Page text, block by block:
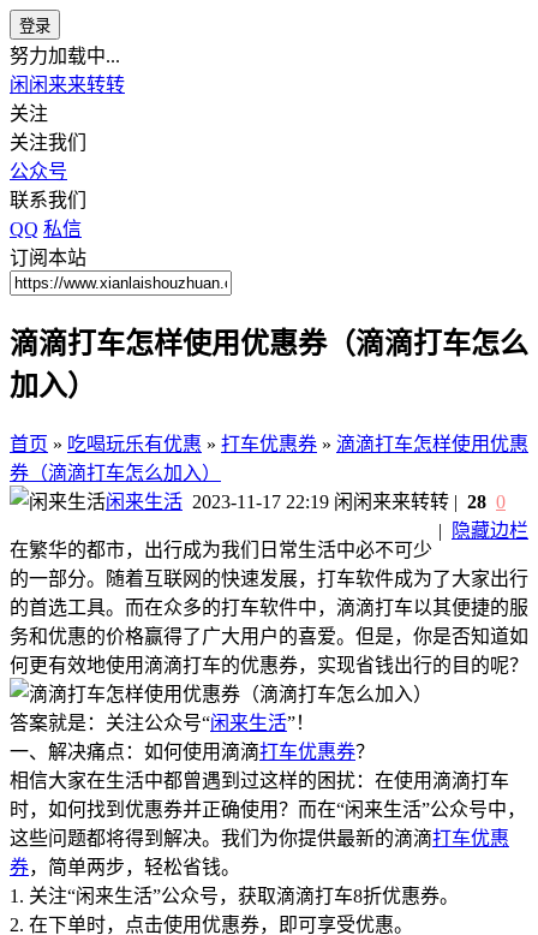
登录
努力加载中...
闲闲来来转转
关注
关注我们
公众号
联系我们
QQ 私信
订阅本站
滴滴打车怎样使用优惠券（滴滴打车怎么
加入）
首页 » 吃喝玩乐有优惠 » 打车优惠券 » 滴滴打车怎样使用优惠
券（滴滴打车怎么加入）
闲来生活 2023-11-17 22:19 闲闲来来转转
|
隐藏边栏
| 28 0
在繁华的都市，出行成为我们日常生活中必不可少
的一部分。随着互联网的快速发展，打车软件成为了大家出行
的首选工具。而在众多的打车软件中，滴滴打车以其便捷的服
务和优惠的价格赢得了广大用户的喜爱。但是，你是否知道如
何更有效地使用滴滴打车的优惠券，实现省钱出行的目的呢？
答案就是：关注公众号“闲来生活”！
一、解决痛点：如何使用滴滴打车优惠券？
相信大家在生活中都曾遇到过这样的困扰：在使用滴滴打车
时，如何找到优惠券并正确使用？而在“闲来生活”公众号中，
这些问题都将得到解决。我们为你提供最新的滴滴打车优惠
券，简单两步，轻松省钱。
1. 关注“闲来生活”公众号，获取滴滴打车8折优惠券。
2. 在下单时，点击使用优惠券，即可享受优惠。